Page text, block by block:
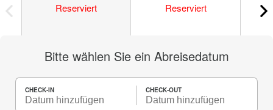
Reserviert
Reserviert
Bitte wählen Sie ein Abreisedatum
CHECK-IN CHECK-OUT